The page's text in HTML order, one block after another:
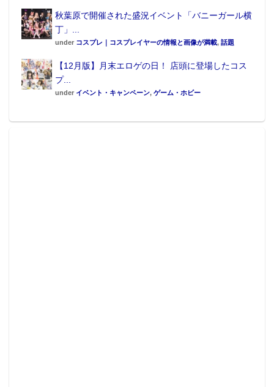
秋葉原で開催された盛況イベント「バニーガール横
丁」...
under コスプレ｜コスプレイヤーの情報と画像が満載, 話題
【12月版】月末エロゲの日！ 店頭に登場したコス
プ...
under イベント・キャンペーン, ゲーム・ホビー